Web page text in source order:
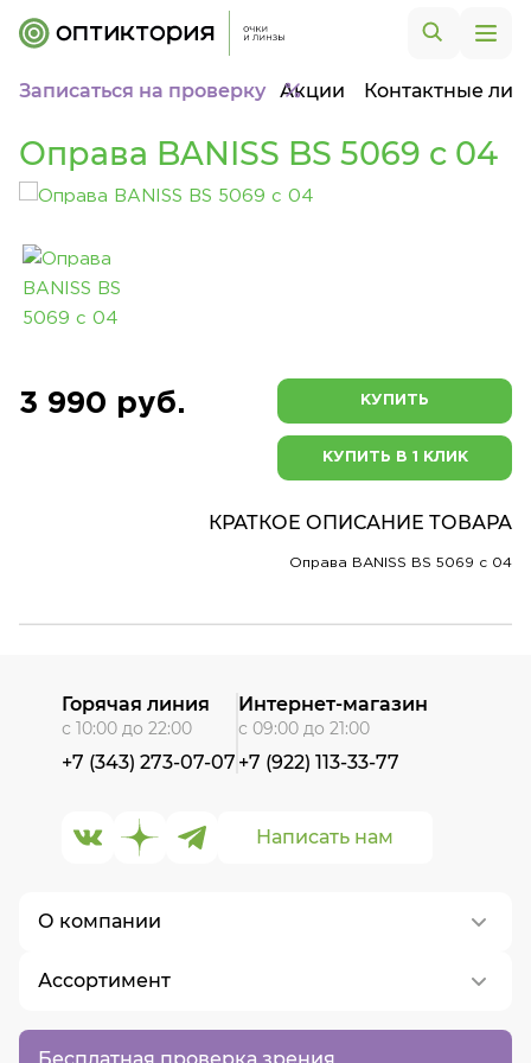
Записаться на проверку Акции Контактные
Оправа BANISS BS 5069 c 04
3 990 руб. КУПИТЬ
КУПИТЬ В 1 КЛИК
КРАТКОЕ ОПИСАНИЕ ТОВАРА
Оправа BANISS BS 5069 c 04
Бесплатная проверка зрения
О компании
О нас
Контакты
Ассортимент
Написать нам
Горячая линия
с 10:00 до 22:00
+7 (343) 273-07-07
Интернет-магазин
с 09:00 до 21:00
+7 (922) 113-33-77